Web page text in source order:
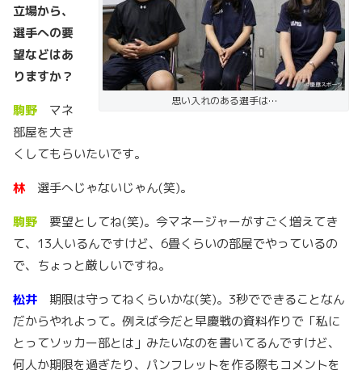
思い入れのある選手は…
立場から、
選手への要
望などはあ
りますか？
駒野 マネ
部屋を大き
くしてもらいたいです。
林 選手へじゃないじゃん(笑)。
駒野 要望としてね(笑)。今マネージャーがすごく増えてき
て、13人いるんですけど、6畳くらいの部屋でやっているの
で、ちょっと厳しいですね。
松井 期限は守ってねくらいかな(笑)。3秒でできることなん
だからやれよって。例えば今だと早慶戦の資料作りで「私に
とってソッカー部とは」みたいなのを書いてるんですけど、
何人か期限を過ぎたり、パンフレットを作る際もコメントを